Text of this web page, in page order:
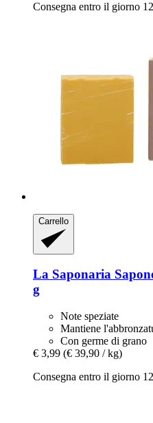
Consegna entro il giorno
Carrello
La Saponaria
g
Note speziate
Mantiene
Con germe di grano
€ 3,99 (€ 39,90 / kg)
Consegna entro il giorno